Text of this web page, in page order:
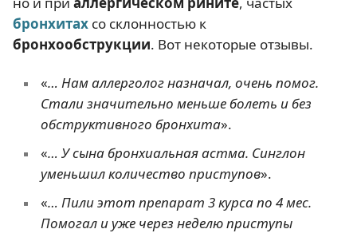
бронхитах со склонностью к
бронхообструкции. Вот некоторые отзывы.
«… Нам аллерголог назначал, очень помог.
Стали значительно меньше болеть и без
обструктивного бронхита».
«… У сына бронхиальная астма. Синглон
уменьшил количество приступов».
«… Пили этот препарат 3 курса по 4 мес.
Помогал и уже через неделю приступы